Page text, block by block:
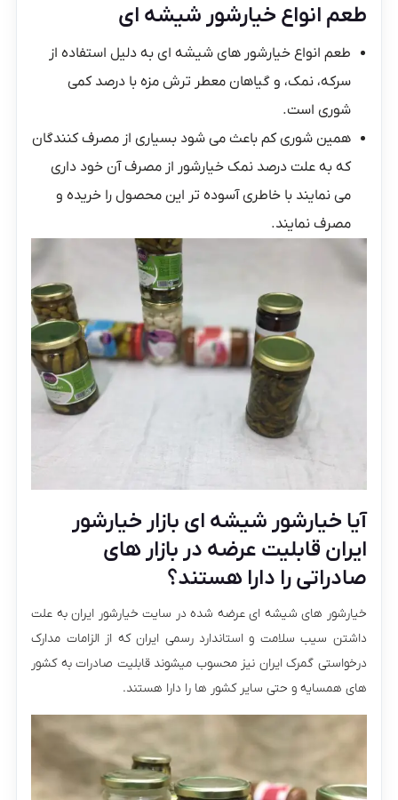
طعم انواع خیارشور شیشه ای
طعم انواع خیارشور های شیشه ای به دلیل استفاده از
سرکه، نمک، و گیاهان معطر ترش مزه با درصد کمی
شوری است.
همین شوری کم باعث می شود بسیاری از مصرف کنندگان
که به علت درصد نمک خیارشور از مصرف آن خود داری
می نمایند با خاطری آسوده تر این محصول را خریده و
مصرف نمایند.
آیا خیارشور شیشه ای بازار خیارشور
ایران قابلیت عرضه در بازار های
صادراتی را دارا هستند؟
خیارشور های شیشه ای عرضه شده در سایت خیارشور ایران به علت
داشتن سیب سلامت و استاندارد رسمی ایران که از الزامات مدارک
درخواستی گمرک ایران نیز محسوب میشوند قابلیت صادرات به کشور
های همسایه و حتی سایر کشور ها را دارا هستند.